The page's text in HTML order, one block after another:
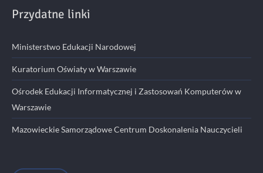
Przydatne linki
Ministerstwo Edukacji Narodowej
Kuratorium Oświaty w Warszawie
Ośrodek Edukacji Informatycznej i Zastosowań Komputerów w
Warszawie
Mazowieckie Samorządowe Centrum Doskonalenia Nauczycieli